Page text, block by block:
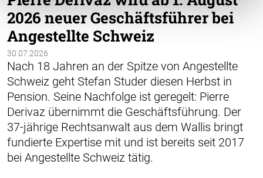
2026 neuer Geschäftsführer bei
Angestellte Schweiz
30.07.2026
Nach 18 Jahren an der Spitze von Angestellte
Schweiz geht Stefan Studer diesen Herbst in
Pension. Seine Nachfolge ist geregelt: Pierre
Derivaz übernimmt die Geschäftsführung. Der
37-jährige Rechtsanwalt aus dem Wallis bringt
fundierte Expertise mit und ist bereits seit 2017
bei Angestellte Schweiz tätig.